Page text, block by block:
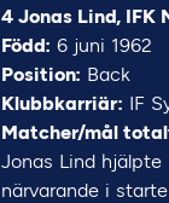
4 Jonas Lind, IFK
Född: 6 juni 1962
Position: Back
Klubbkarriär: IF
Matcher/mål
Jonas Lind hjälpte
närvarande i